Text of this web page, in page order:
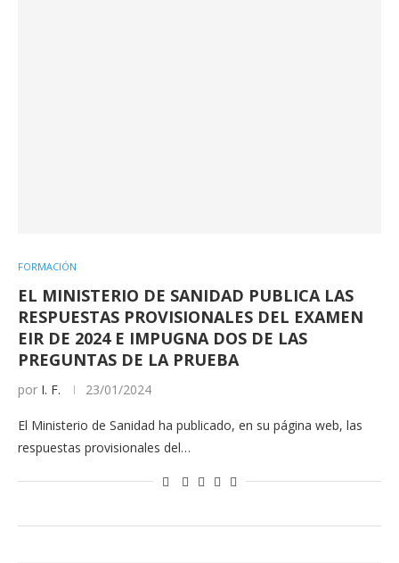
FORMACIÓN
EL MINISTERIO DE SANIDAD PUBLICA LAS
RESPUESTAS PROVISIONALES DEL EXAMEN
EIR DE 2024 E IMPUGNA DOS DE LAS
PREGUNTAS DE LA PRUEBA
por I. F. 23/01/2024
El Ministerio de Sanidad ha publicado, en su página web, las
respuestas provisionales del…